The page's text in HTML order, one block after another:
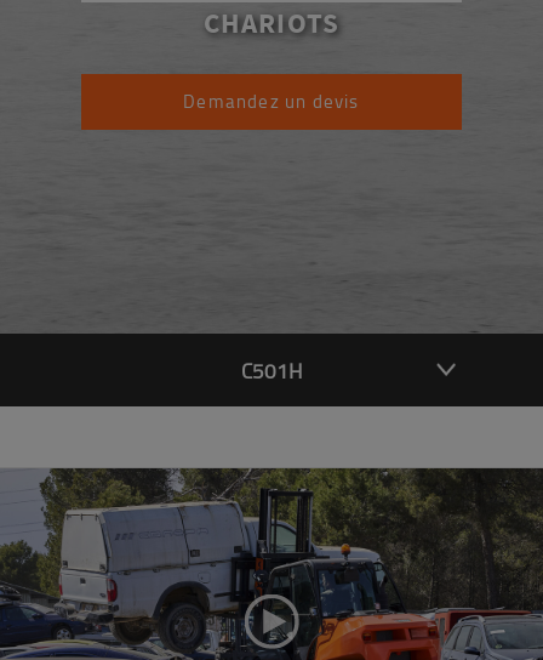
CHARIOTS
Demandez un devis
C501H